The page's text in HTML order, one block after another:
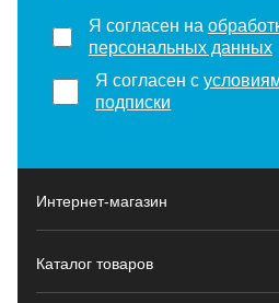
Я согласен на
персональных данных
Я согласен с
подписки
Интернет-магазин
Каталог товаров